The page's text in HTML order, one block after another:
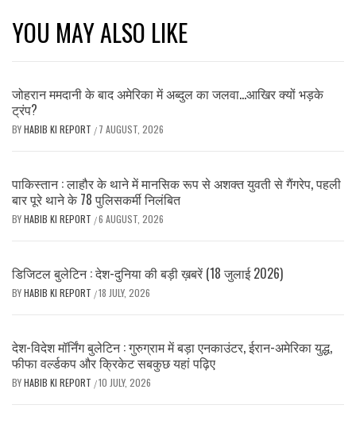
YOU MAY ALSO LIKE
जोहरान ममदानी के बाद अमेरिका में अब्दुल का जलवा…आखिर क्यों भड़के
ट्रंप?
BYHABIB KI REPORT / 7 AUGUST, 2026
पाकिस्तान : लाहौर के थाने में मानसिक रूप से अशक्त युवती से गैंगरेप, पहली
बार पूरे थाने के 78 पुलिसकर्मी निलंबित
BYHABIB KI REPORT /6 AUGUST, 2026
डिजिटल बुलेटिन : देश-दुनिया की बड़ी ख़बरें (18 जुलाई 2026)
BYHABIB KI REPORT /18 JULY, 2026
देश-विदेश मॉर्निंग बुलेटिन : गुरुग्राम में बड़ा एनकाउंटर, ईरान-अमेरिका युद्ध,
फीफा वर्ल्डकप और क्रिकेट सबकुछ यहां पढ़िए
BYHABIB KI REPORT /10 JULY, 2026